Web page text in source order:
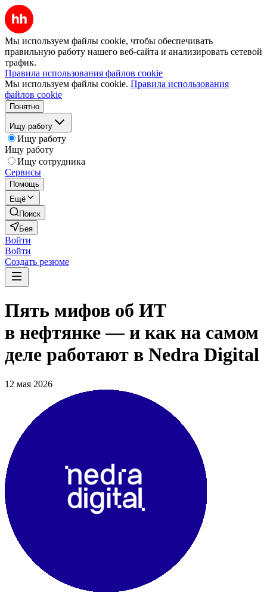
Мы используем файлы cookie, чтобы обеспечивать
правильную работу нашего веб-сайта и анализировать сетевой
трафик.
Правила использования файлов cookie
Мы используем файлы cookie. Правила использования
файлов cookie
Понятно
Ищу работу
Ищу работу
Ищу работу
Ищу сотрудника
Сервисы
Помощь
Ещё
Поиск
Бея
Войти
Войти
Создать резюме
Пять мифов об ИТ
в нефтянке — и как на самом
деле работают в Nedra Digital
12 мая 2026